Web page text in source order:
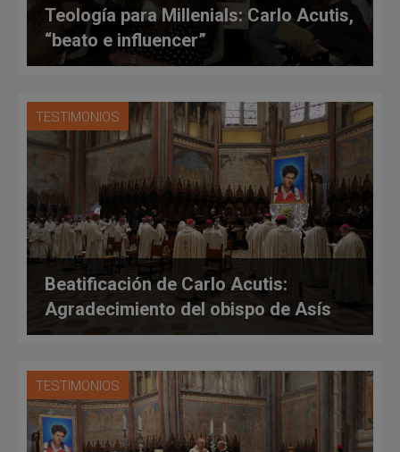
Teología para Millenials: Carlo Acutis,
“beato e influencer”
TESTIMONIOS
Beatificación de Carlo Acutis:
Agradecimiento del obispo de Asís
TESTIMONIOS